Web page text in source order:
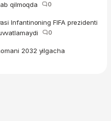
qilmoqda
0
Infantinoning FIFA prezidenti
0
2032 yilgacha